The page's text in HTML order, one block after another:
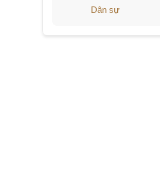
Dân sự